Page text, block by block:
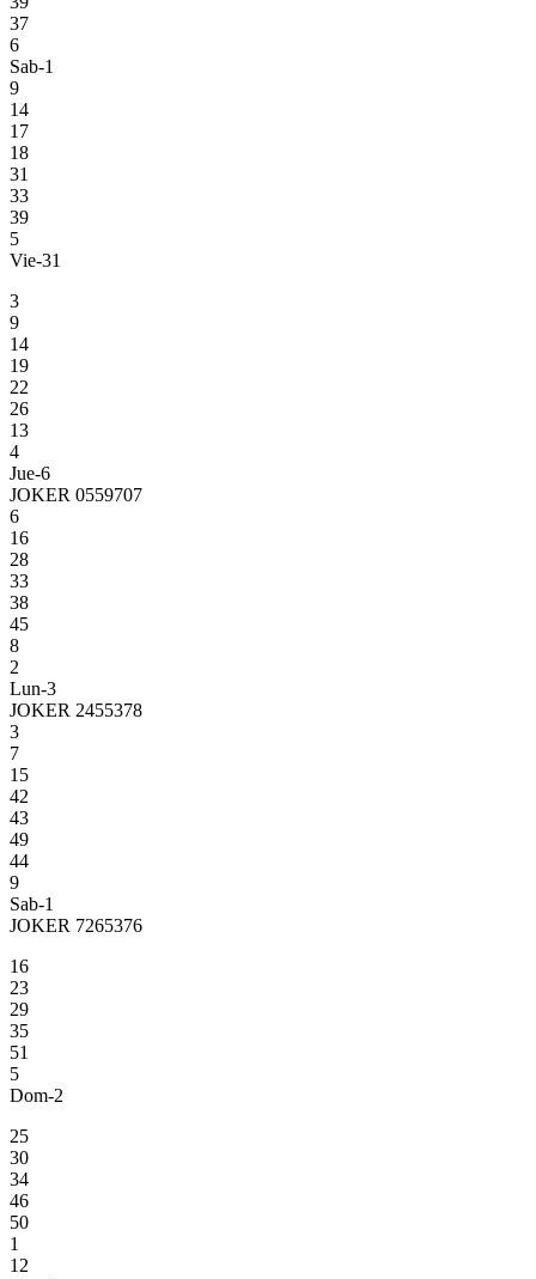
37
6
Sab-1
9
14
17
18
31
33
39
5
Vie-31
3
9
14
19
22
26
13
4
Jue-6
JOKER 0559707
6
16
28
33
38
45
8
2
Lun-3
JOKER 2455378
3
7
15
42
43
49
44
9
Sab-1
JOKER 7265376
16
23
29
35
51
5
Dom-2
25
30
34
46
50
1
12